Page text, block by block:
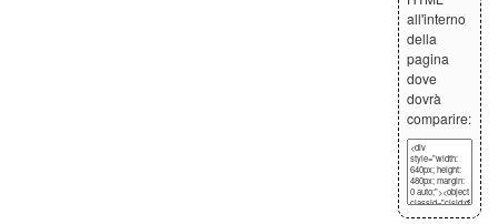
all'interno
della
pagina
dove
dovrà
comparire: